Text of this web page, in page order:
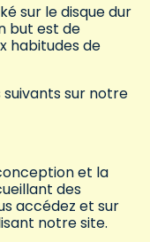
sur le disque dur
but est de
habitudes de
suivants sur notre
et la
des
accédez et sur
notre site.